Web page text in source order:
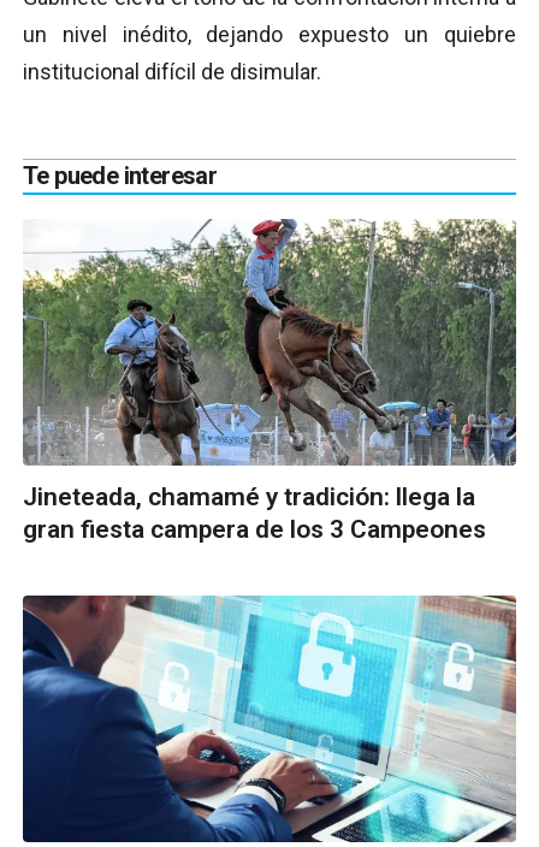
un nivel inédito, dejando expuesto un quiebre
institucional difícil de disimular.
Te puede interesar
Jineteada, chamamé y tradición: llega la
gran fiesta campera de los 3 Campeones